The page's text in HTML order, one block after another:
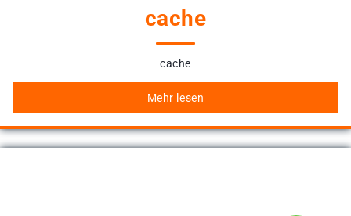
cache
cache
Mehr lesen